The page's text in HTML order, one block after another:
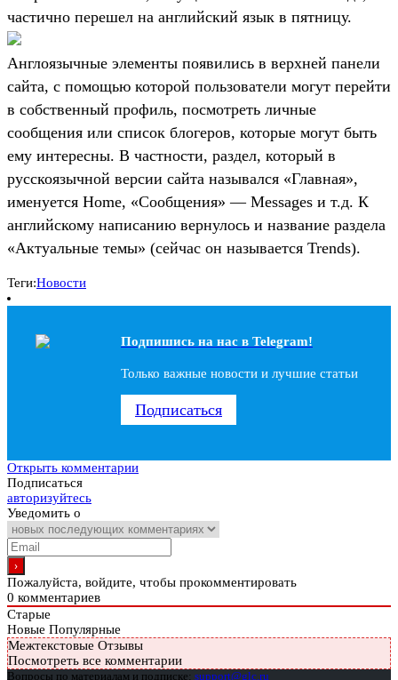
частично перешел на английский язык в пятницу.
Англоязычные элементы появились в верхней панели
сайта, с помощью которой пользователи могут перейти
в собственный профиль, посмотреть личные
сообщения или список блогеров, которые могут быть
ему интересны. В частности, раздел, который в
русскоязычной версии сайта назывался «Главная»,
именуется Home, «Сообщения» — Messages и т.д. К
английскому написанию вернулось и название раздела
«Актуальные темы» (сейчас он называется Trends).
Теги:Новости
Подпишись на наc в Telegram!
Только важные новости и лучшие статьи
Подписаться
Открыть комментарии
Подписаться
авторизуйтесь
Уведомить о
Пожалуйста, войдите, чтобы прокомментировать
0 комментариев
Старые
Новые Популярные
Межтекстовые Отзывы
Посмотреть все комментарии
Вопросы по материалам и подписке: support@glc.ru